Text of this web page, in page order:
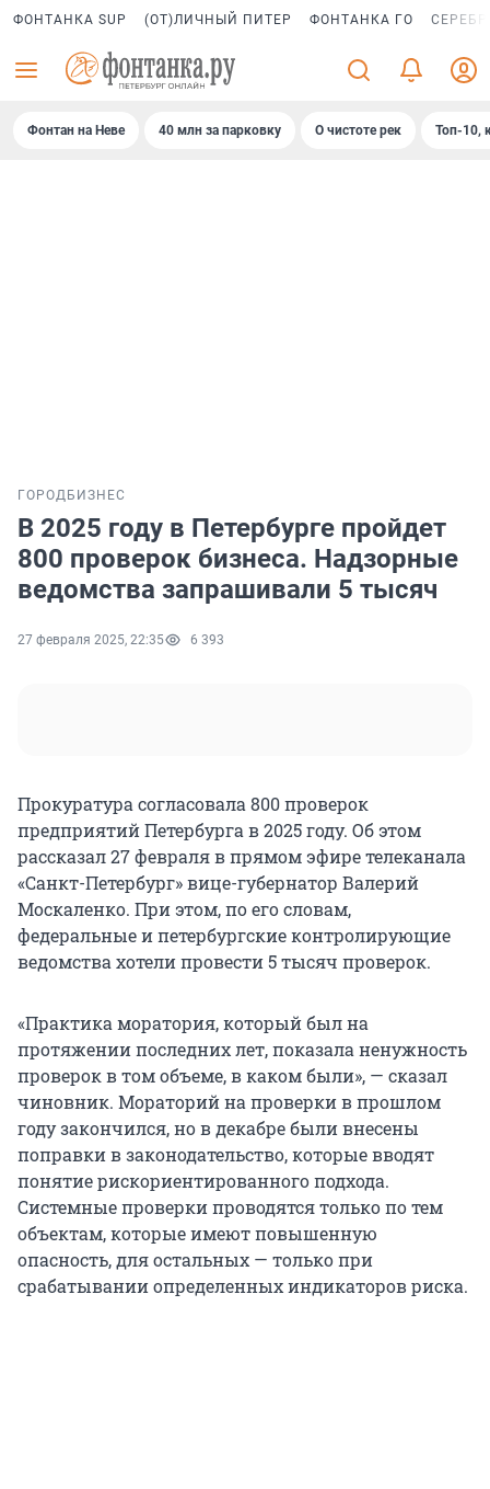
ФОНТАНКА SUP (ОТ)ЛИЧНЫЙ ПИТЕР ФОНТАНКА ГО
Фонтан на Неве 40 млн за парковку О чистоте рек Топ-10,
ГОРОД БИЗНЕС
В 2025 году в Петербурге пройдет
800 проверок бизнеса. Надзорные
ведомства запрашивали 5 тысяч
27 февраля 2025, 22:35 6 393
Прокуратура согласовала 800 проверок
предприятий Петербурга в 2025 году. Об этом
рассказал 27 февраля в прямом эфире телеканала
«Санкт-Петербург» вице-губернатор Валерий
Москаленко. При этом, по его словам,
федеральные и петербургские контролирующие
ведомства хотели провести 5 тысяч проверок.
«Практика моратория, который был на
протяжении последних лет, показала ненужность
проверок в том объеме, в каком были», — сказал
чиновник. Мораторий на проверки в прошлом
году закончился, но в декабре были внесены
поправки в законодательство, которые вводят
понятие рискориентированного подхода.
Системные проверки проводятся только по тем
объектам, которые имеют повышенную
опасность, для остальных — только при
срабатывании определенных индикаторов риска.